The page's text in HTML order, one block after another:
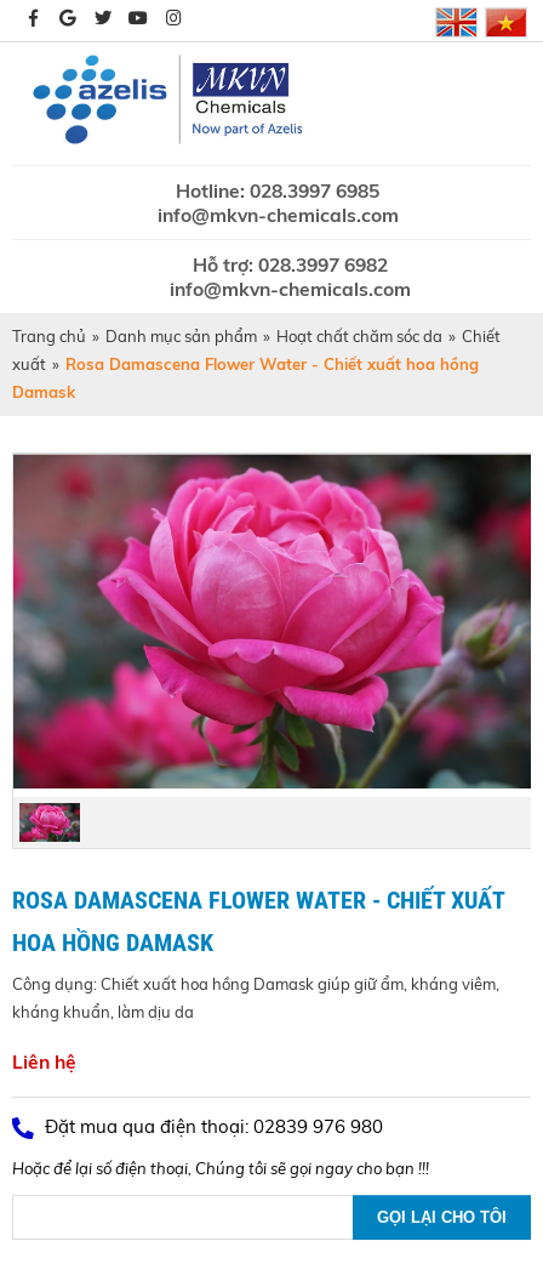
Hotline: 028.3997 6985
info@mkvn-chemicals.com
Hỗ trợ: 028.3997 6982
info@mkvn-chemicals.com
Trang chủ » Danh mục sản phẩm » Hoạt chất chăm sóc da » Chiết
xuất » Rosa Damascena Flower Water - Chiết xuất hoa hồng
Damask
ROSA DAMASCENA FLOWER WATER - CHIẾT XUẤT
HOA HỒNG DAMASK
Công dụng: Chiết xuất hoa hồng Damask giúp giữ ẩm, kháng viêm,
kháng khuẩn, làm dịu da
Liên hệ
Đặt mua qua điện thoại: 02839 976 980
Hoặc để lại số điện thoại, Chúng tôi sẽ gọi ngay cho bạn !!!